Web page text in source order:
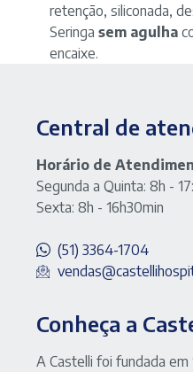
retenção, siliconada,
Seringa sem agulha
encaixe.
Central de
Horário de
Segunda a Quinta: 8h -
Sexta: 8h - 16h30min
(51) 3364-1704
Conheça a
A Castelli foi fundada